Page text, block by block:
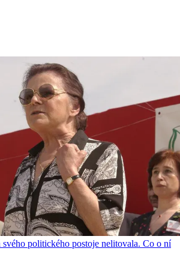
politického postoje nelitovala. Co o ní